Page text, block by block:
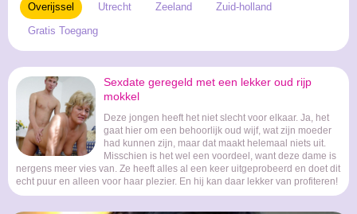
Overijssel
Utrecht Zeeland
Zuid-holland
Gratis Toegang
Sexdate geregeld met een lekker oud rijp
mokkel
Deze jongen heeft het niet slecht voor elkaar. Ja, het
gaat hier om een behoorlijk oud wijf, wat zijn moeder
had kunnen zijn, maar dat maakt helemaal niets uit.
Misschien is het wel een voordeel, want deze dame is
nergens meer vies van. Ze heeft alles al een keer uitgeprobeerd en doet dit
echt puur en alleen voor haar plezier. En hij kan daar lekker van profiteren!